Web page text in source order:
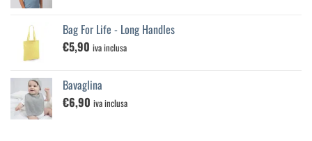
€100,00
Bag For Life - Long Handles
€5,90 iva inclusa
Bavaglina
€6,90 iva inclusa